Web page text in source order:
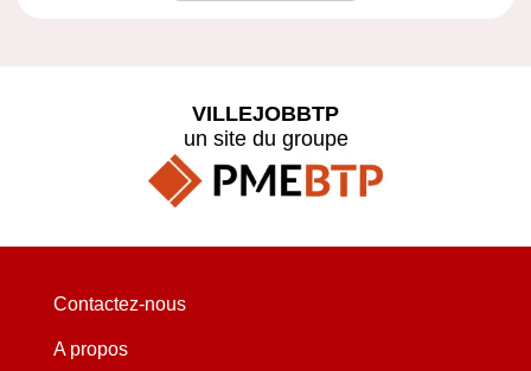
VILLEJOBBTP
un site du groupe
Contactez-nous
A propos